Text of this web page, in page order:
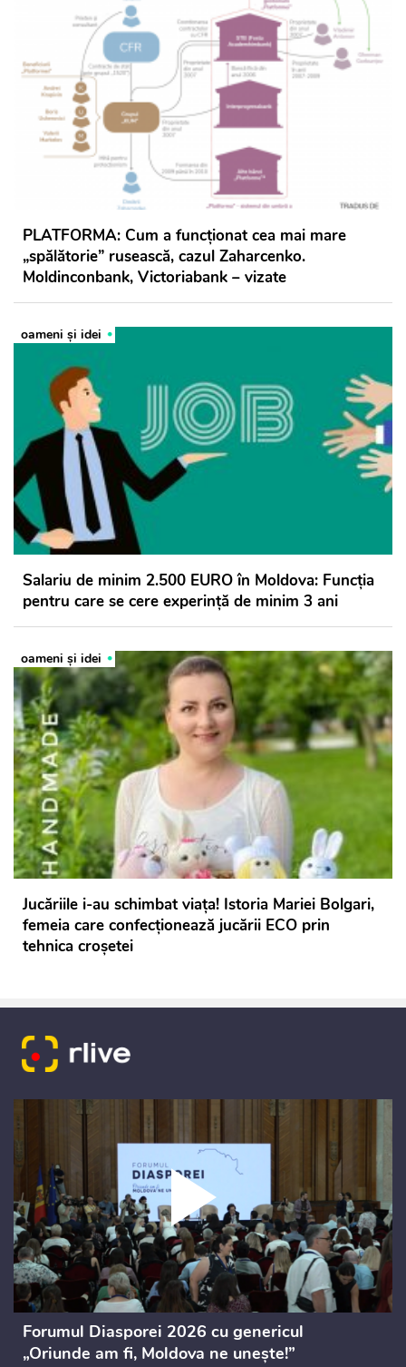
PLATFORMA: Cum a funcționat cea mai mare
„spălătorie” rusească, cazul Zaharcenko.
Moldinconbank, Victoriabank – vizate
oameni şi idei
Salariu de minim 2.500 EURO în Moldova: Funcția
pentru care se cere experință de minim 3 ani
oameni şi idei
Jucăriile i-au schimbat viața! Istoria Mariei Bolgari,
femeia care confecționează jucării ECO prin
tehnica croșetei
Forumul Diasporei 2026 cu genericul
„Oriunde am fi, Moldova ne unește!”